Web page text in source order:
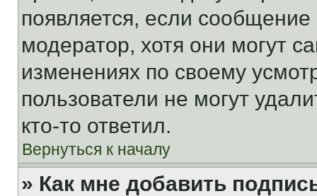
появляется, если
модератор, хотя они могут
изменениях по своему
пользователи не могут
кто-то ответил.
Вернуться к началу
» Как мне добавить